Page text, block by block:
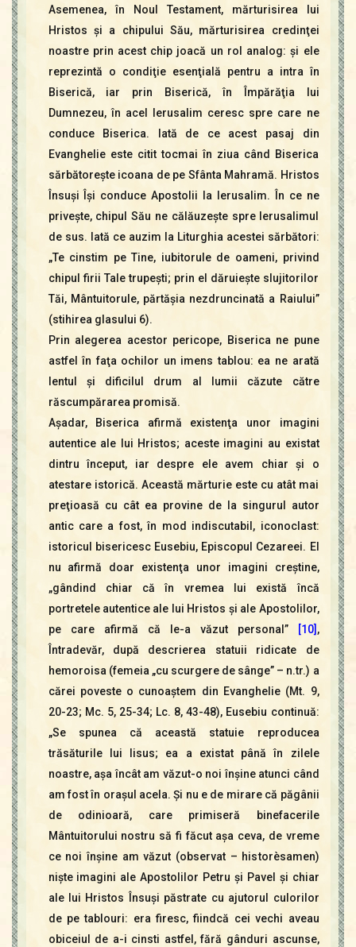
Asemenea, în Noul Testament, mărturisirea lui
Hristos şi a chipului Său, mărturisirea credinţei
noastre prin acest chip joacă un rol analog: şi ele
reprezintă o condiţie esenţială pentru a intra în
Biserică, iar prin Biserică, în Împărăţia lui
Dumnezeu, în acel Ierusalim ceresc spre care ne
conduce Biserica. Iată de ce acest pasaj din
Evanghelie este citit tocmai în ziua când Biserica
sărbătoreşte icoana de pe Sfânta Mahramă. Hristos
Însuşi Îşi conduce Apostolii la Ierusalim. În ce ne
priveşte, chipul Său ne călăuzeşte spre Ierusalimul
de sus. Iată ce auzim la Liturghia acestei sărbători:
„Te cinstim pe Tine, iubitorule de oameni, privind
chipul firii Tale trupeşti; prin el dăruieşte slujitorilor
Tăi, Mântuitorule, părtăşia nezdruncinată a Raiului”
(stihirea glasului 6).
Prin alegerea acestor pericope, Biserica ne pune
astfel în faţa ochilor un imens tablou: ea ne arată
lentul şi dificilul drum al lumii căzute către
răscumpărarea promisă.
Aşadar, Biserica afirmă existenţa unor imagini
autentice ale lui Hristos; aceste imagini au existat
dintru început, iar despre ele avem chiar şi o
atestare istorică. Această mărturie este cu atât mai
preţioasă cu cât ea provine de la singurul autor
antic care a fost, în mod indiscutabil, iconoclast:
istoricul bisericesc Eusebiu, Episcopul Cezareei. El
nu afirmă doar existenţa unor imagini creştine,
„gândind chiar că în vremea lui există încă
portretele autentice ale lui Hristos şi ale Apostolilor,
pe care afirmă că le-a văzut personal”
[10] ,
Întradevăr, după descrierea statuii ridicate de
hemoroisa (femeia „cu scurgere de sânge” – n.tr.) a
cărei poveste o cunoaştem din Evanghelie (Mt. 9,
20-23; Mc. 5, 25-34; Lc. 8, 43-48), Eusebiu continuă:
„Se spunea că această statuie reproducea
trăsăturile lui Iisus; ea a existat până în zilele
noastre, aşa încât am văzut-o noi înşine atunci când
am fost în oraşul acela. Şi nu e de mirare că păgânii
de odinioară, care primiseră binefacerile
Mântuitorului nostru să fi făcut aşa ceva, de vreme
ce noi înşine am văzut (observat – historèsamen)
nişte imagini ale Apostolilor Petru şi Pavel şi chiar
ale lui Hristos Însuşi păstrate cu ajutorul culorilor
de pe tablouri: era firesc, fiindcă cei vechi aveau
obiceiul de a-i cinsti astfel, fără gânduri ascunse,